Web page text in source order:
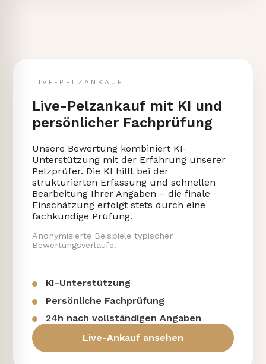
LIVE-PELZANKAUF
Live-Pelzankauf mit KI und
persönlicher Fachprüfung
Unsere Bewertung kombiniert KI-
Unterstützung mit der Erfahrung unserer
Pelzprüfer. Die KI hilft bei der
strukturierten Erfassung und schnellen
Bearbeitung Ihrer Angaben – die finale
Einschätzung erfolgt stets durch eine
fachkundige Prüfung.
Anonymisierte Beispiele typischer
Bewertungsverläufe.
KI-Unterstützung
Persönliche Fachprüfung
24h nach vollständigen Angaben
Live-Ankauf ansehen